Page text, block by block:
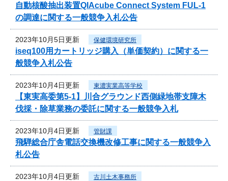
自動核酸抽出装置QIAcube Connect System FUL-1
の調達に関する一般競争入札公告
2023年10月5日更新 保健環境研究所
iseq100用カートリッジ購入（単価契約）に関する一
般競争入札公告
2023年10月4日更新 東濃実業高等学校
【東実高委第5-1】川合グラウンド西側緑地帯支障木
伐採・除草業務の委託に関する一般競争入札
2023年10月4日更新 管財課
飛騨総合庁舎電話交換機改修工事に関する一般競争入
札公告
2023年10月4日更新 古川土木事務所